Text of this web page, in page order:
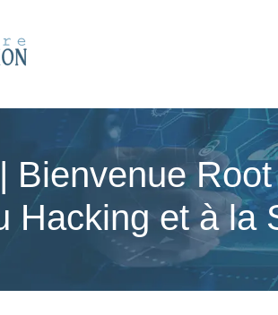
Bienvenue
Hacking et à la